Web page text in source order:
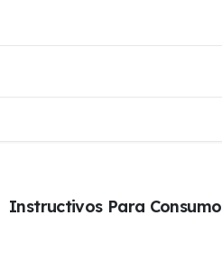
Instructivos Para Consumo